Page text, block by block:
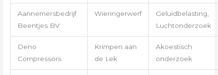
Aannemersbedrijf
Beentjes BV
Wieringerwerf
Geluidbelasting,
Luchtonderzoek
Deno
Compressors
Krimpen aan
de Lek
Akoestisch
onderzoek